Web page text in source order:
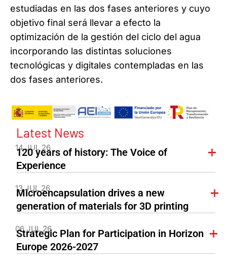
estudiadas en las dos fases anteriores y cuyo
objetivo final será llevar a efecto la
optimización de la gestión del ciclo del agua
incorporando las distintas soluciones
tecnológicas y digitales contempladas en las
dos fases anteriores.
Latest News
14 JUL 26
120 years of history: The Voice of
Experience
13 JUL 26
Microencapsulation drives a new
generation of materials for 3D printing
06 JUL 26
Strategic Plan for Participation in Horizon
Europe 2026-2027